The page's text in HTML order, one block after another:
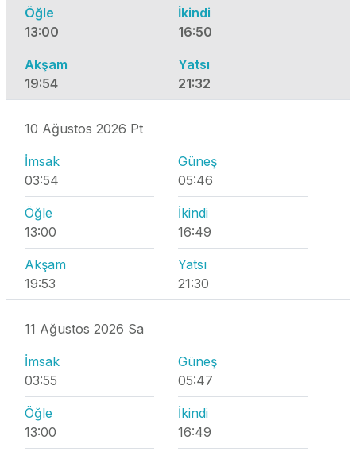
Öğle
13:00
İkindi
16:50
Akşam
19:54
Yatsı
21:32
10 Ağustos 2026 Pt
İmsak
03:54
Güneş
05:46
Öğle
13:00
İkindi
16:49
Akşam
19:53
Yatsı
21:30
11 Ağustos 2026 Sa
İmsak
03:55
Güneş
05:47
Öğle
13:00
İkindi
16:49